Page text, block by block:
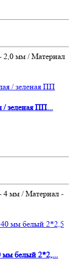
2,0 мм / Материал
/ зеленая ПП...
4 мм / Материал -
мм белый 2*2,...